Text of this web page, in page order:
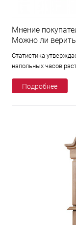
Мнение
Можно ли
Статистика
напольных часов
Подробнее